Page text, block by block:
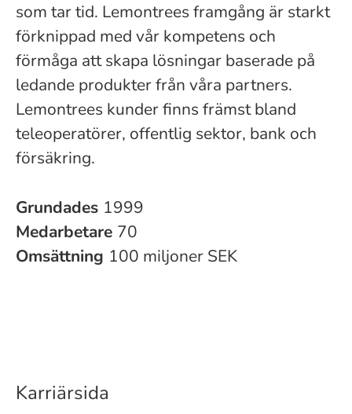
som tar tid. Lemontrees framgång är starkt
förknippad med vår kompetens och
förmåga att skapa lösningar baserade på
ledande produkter från våra partners.
Lemontrees kunder finns främst bland
teleoperatörer, offentlig sektor, bank och
försäkring.
Grundades 1999
Medarbetare 70
Omsättning 100 miljoner SEK
Karriärsida